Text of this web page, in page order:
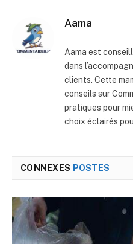
Aama
Aama est
dans
clients. Cette
conseils sur
pratiques pour
choix éclairés
CONNEXES POSTES